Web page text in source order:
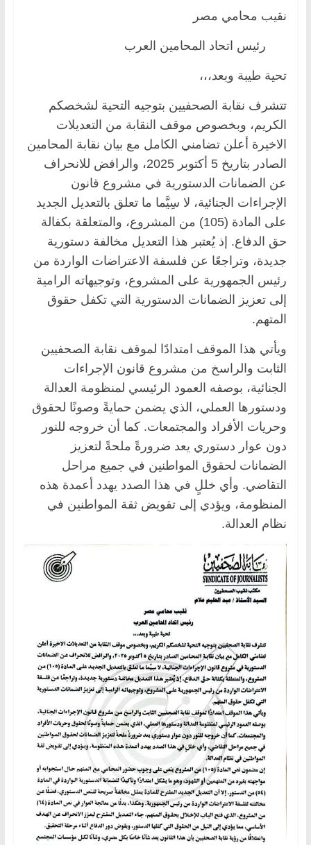
نقيب محامي مصر
رئيس اتحاد المحامين العرب
تحية طيبة وبعد،،،
تتشرف نقابة الصحفيين بتوجيه التحية لشخصكم
الكريم، وبخصوص موقف النقابة من التعديلات
الاخيرة أعلن تضامني الكامل مع بيان نقابة المحامين
الصادر بتاريخ 5 أكتوبر 2025، والرافض للانحراف
عن الضمانات الدستورية في مشروع قانون
الإجراءات الجنائية، لا سِيَّما ما تعلق بالتعديل الجديد
على المادة (105) من المشروع، والمتعلقة بكفالة
حق الدفاع. إذ يُعتبر هذا التعديل مخالفة دستورية
جديدة، وتراجعًا عن فلسفة الاعتراضات الواردة من
رئيس الجمهورية على المشروع، وتوجيهاته الرامية
إلى تعزيز الضمانات الدستورية التي تكفل حقوق
المتهم.
ويأتي هذا الموقف امتدادًا لموقف نقابة الصحفيين
الثابت والراسخ من مشروع قانون الإجراءات
الجنائية، بوصفه العمود الرئيسي لمنظومة العدالة
ودستورها العملي، الذي يضمن حمايةً وصونًا لحقوق
وحريات الأفراد والمجتمعات. كما أن خروجه للنور
دون عوار دستوري يعد ضرورةً ملحةً لتعزيز
الضمانات لحقوق المواطنين في جميع مراحل
التقاضي. وأي خللٍ في هذا الصدد يهدد أعمدة هذه
المنظومة، ويؤدي إلى تقويض ثقة المواطنين في
نظام العدالة.